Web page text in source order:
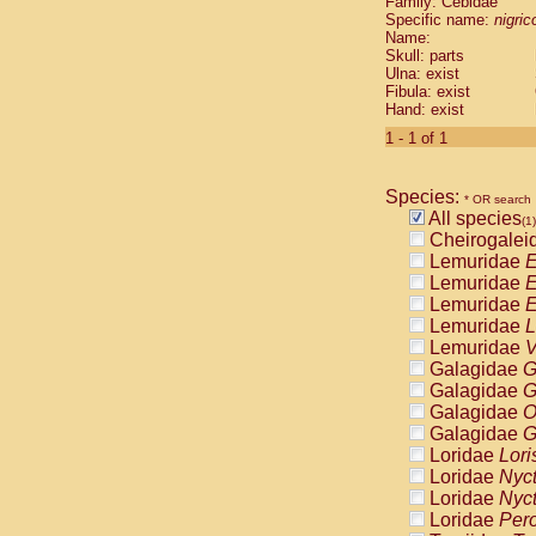
Cebidae
Cebidae
Cebidae
Cebidae
Cebidae
Cebidae
Cebidae
Cebidae
Cebidae
Cebidae
Cebidae
Cebidae
Atelidae
Atelidae
Atelidae
Atelidae
Atelidae
Atelidae
Atelidae
Atelidae
Atelidae
Atelidae
Pitheciidae
Specific name:
Name:
Skull: parts
Ulna: exist
Fibula: exist
Hand: exist
1 - 1 of 1
Species: * OR search
All species(1)
Lemuridae
Lemuridae
Lemuridae
Lemuridae
Lemuridae
Galagidae
Galagidae
Galagidae
Galagidae
Loridae
Loridae
Loridae
Loridae